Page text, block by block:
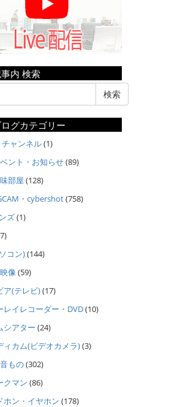
内 検索
グカテゴリー
ャンネル(1)
ント・お知らせ(89)
部屋 (128)
・cybershot(758)
ズ(1)
コン)(144)
像(59)
ア(テレビ)(17)
レイレコーダー・DVD(10)
シアター (24)
ィカム(ビデオカメラ)(3)
もの(302)
クマン (86)
ホン・イヤホン (178)